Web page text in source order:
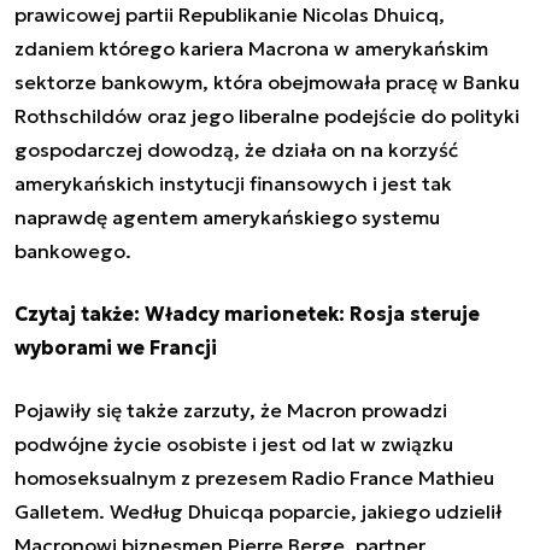
prawicowej partii Republikanie Nicolas Dhuicq,
zdaniem którego kariera Macrona w amerykańskim
sektorze bankowym, która obejmowała pracę w Banku
Rothschildów oraz jego liberalne podejście do polityki
gospodarczej dowodzą, że działa on na korzyść
amerykańskich instytucji finansowych i jest tak
naprawdę agentem amerykańskiego systemu
bankowego.
Czytaj także: Władcy marionetek: Rosja steruje
wyborami we Francji
Pojawiły się także zarzuty, że Macron prowadzi
podwójne życie osobiste i jest od lat w związku
homoseksualnym z prezesem Radio France Mathieu
Galletem. Według Dhuicqa poparcie, jakiego udzielił
Macronowi biznesmen Pierre Berge, partner